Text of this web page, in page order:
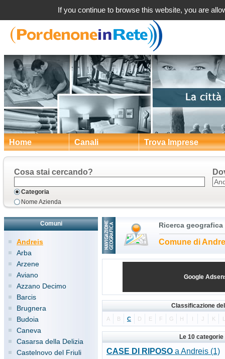
Home Canali Trova Imprese
Cosa stai cercando?
Categoria
Nome Azienda
Comuni
Andreis
Arba
Arzene
Aviano
Azzano Decimo
Barcis
Brugnera
Budoia
Caneva
Casarsa della Delizia
Castelnovo del Friuli
Ricerca
Comune di
Google
Classificazione
A B C D E F G H I J K L
Le 10
CASE DI RIPOSO a Andreis (1)
If you continue to browse this website, you are